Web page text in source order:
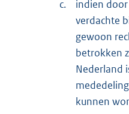
c.
indien
verdachte
gewoon
betrokken
Nederland
kunnen